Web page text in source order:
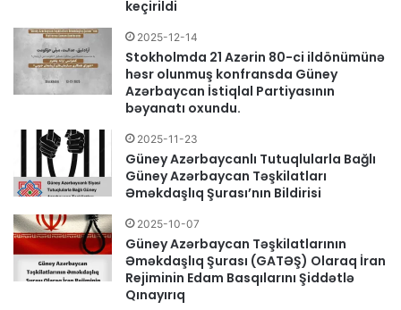
keçirildi
2025-12-14
Stokholmda 21 Azərin 80-ci ildönümünə
həsr olunmuş konfransda Güney
Azərbaycan İstiqlal Partiyasının
bəyanatı oxundu.
2025-11-23
Güney Azərbaycanlı Tutuqlularla Bağlı
Güney Azərbaycan Təşkilatları
Əməkdaşlıq Şurası’nın Bildirisi
2025-10-07
Güney Azərbaycan Təşkilatlarının
Əməkdaşlıq Şurası (GATƏŞ) Olaraq İran
Rejiminin Edam Basqılarını Şiddətlə
Qınayırıq